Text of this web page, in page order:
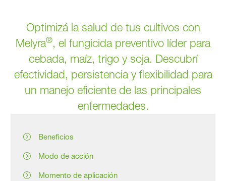
Optimizá la salud de tus cultivos con
Melyra®, el fungicida preventivo líder para
cebada, maíz, trigo y soja. Descubrí
efectividad, persistencia y flexibilidad para
un manejo eficiente de las principales
enfermedades.
Beneficios
Modo de acción
Momento de aplicación